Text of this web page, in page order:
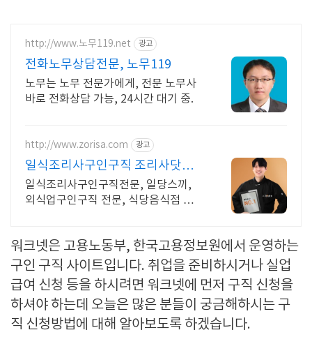
http://www.노무119.net 광고
전화노무상담전문, 노무119
노무는 노무 전문가에게, 전문 노무사
바로 전화상담 가능, 24시간 대기 중.
http://www.zorisa.com 광고
일식조리사구인구직 조리사닷컴
조리사구인구직
일식조리사구인구직전문, 일당스끼,
외식업구인구직 전문, 식당음식점 인
워크넷은 고용노동부, 한국고용정보원에서 운영하는
구인 구직 사이트입니다. 취업을 준비하시거나 실업
급여 신청 등을 하시려면 워크넷에 먼저 구직 신청을
하셔야 하는데 오늘은 많은 분들이 궁금해하시는 구
직 신청방법에 대해 알아보도록 하겠습니다.